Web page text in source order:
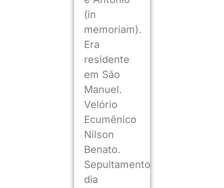
(in
memoriam).
Era
residente
em São
Manuel.
Velório
Ecumênico
Nilson
Benato.
Sepultamento
dia